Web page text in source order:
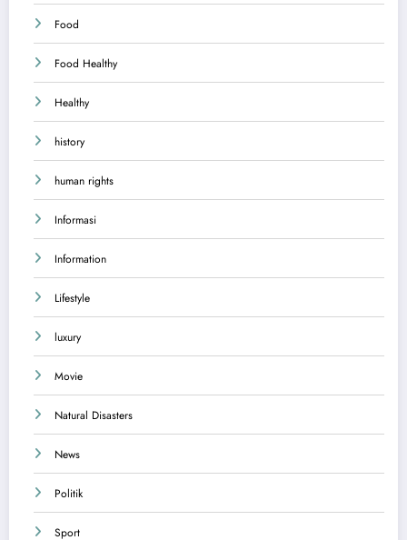
Food
Food Healthy
Healthy
history
human rights
Informasi
Information
Lifestyle
luxury
Movie
Natural Disasters
News
Politik
Sport